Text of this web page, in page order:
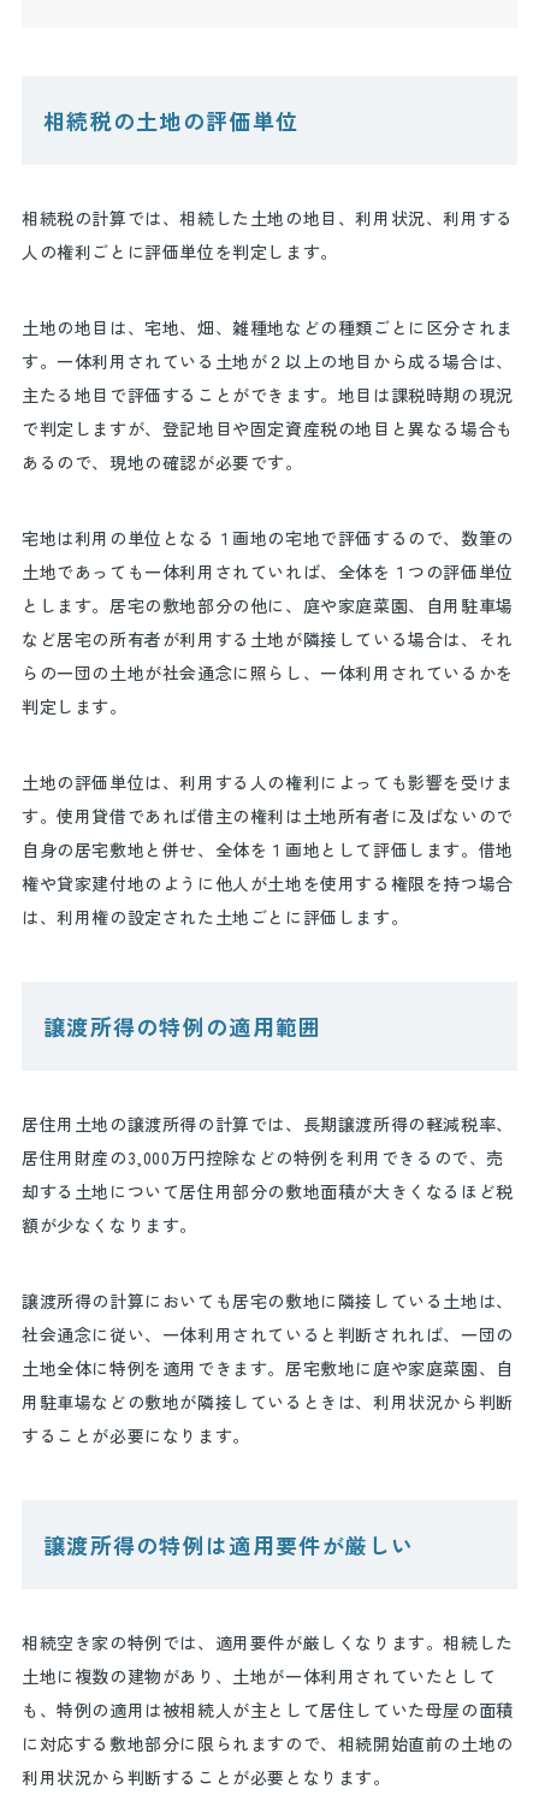
相続税の土地の評価単位
相続税の計算では、相続した土地の地目、利用状況、利用する
人の権利ごとに評価単位を判定します。
土地の地目は、宅地、畑、雑種地などの種類ごとに区分されま
す。一体利用されている土地が２以上の地目から成る場合は、
主たる地目で評価することができます。地目は課税時期の現況
で判定しますが、登記地目や固定資産税の地目と異なる場合も
あるので、現地の確認が必要です。
宅地は利用の単位となる１画地の宅地で評価するので、数筆の
土地であっても一体利用されていれば、全体を１つの評価単位
とします。居宅の敷地部分の他に、庭や家庭菜園、自用駐車場
など居宅の所有者が利用する土地が隣接している場合は、それ
らの一団の土地が社会通念に照らし、一体利用されているかを
判定します。
土地の評価単位は、利用する人の権利によっても影響を受けま
す。使用貸借であれば借主の権利は土地所有者に及ばないので
自身の居宅敷地と併せ、全体を１画地として評価します。借地
権や貸家建付地のように他人が土地を使用する権限を持つ場合
は、利用権の設定された土地ごとに評価します。
譲渡所得の特例の適用範囲
居住用土地の譲渡所得の計算では、長期譲渡所得の軽減税率、
居住用財産の3,000万円控除などの特例を利用できるので、売
却する土地について居住用部分の敷地面積が大きくなるほど税
額が少なくなります。
譲渡所得の計算においても居宅の敷地に隣接している土地は、
社会通念に従い、一体利用されていると判断されれば、一団の
土地全体に特例を適用できます。居宅敷地に庭や家庭菜園、自
用駐車場などの敷地が隣接しているときは、利用状況から判断
することが必要になります。
譲渡所得の特例は適用要件が厳しい
相続空き家の特例では、適用要件が厳しくなります。相続した
土地に複数の建物があり、土地が一体利用されていたとして
も、特例の適用は被相続人が主として居住していた母屋の面積
に対応する敷地部分に限られますので、相続開始直前の土地の
利用状況から判断することが必要となります。